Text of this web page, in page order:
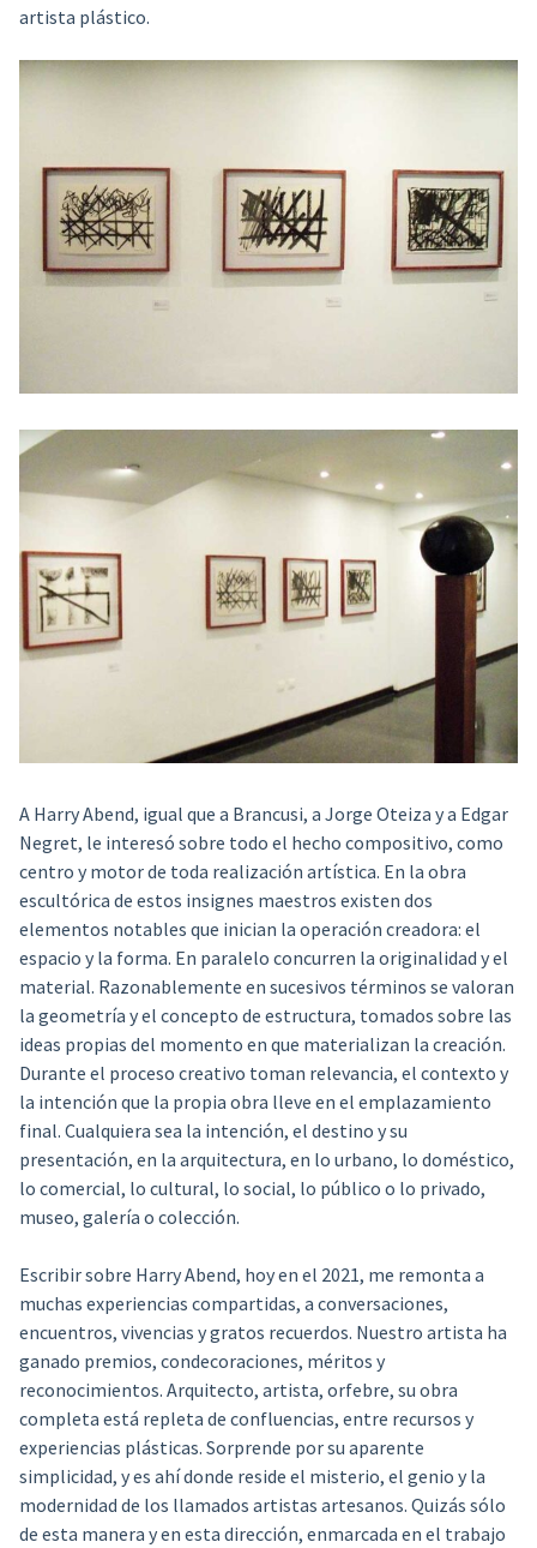
artista plástico.
A Harry Abend, igual que a Brancusi, a Jorge Oteiza y a Edgar
Negret, le interesó sobre todo el hecho compositivo, como
centro y motor de toda realización artística. En la obra
escultórica de estos insignes maestros existen dos
elementos notables que inician la operación creadora: el
espacio y la forma. En paralelo concurren la originalidad y el
material. Razonablemente en sucesivos términos se valoran
la geometría y el concepto de estructura, tomados sobre las
ideas propias del momento en que materializan la creación.
Durante el proceso creativo toman relevancia, el contexto y
la intención que la propia obra lleve en el emplazamiento
final. Cualquiera sea la intención, el destino y su
presentación, en la arquitectura, en lo urbano, lo doméstico,
lo comercial, lo cultural, lo social, lo público o lo privado,
museo, galería o colección.
Escribir sobre Harry Abend, hoy en el 2021, me remonta a
muchas experiencias compartidas, a conversaciones,
encuentros, vivencias y gratos recuerdos. Nuestro artista ha
ganado premios, condecoraciones, méritos y
reconocimientos. Arquitecto, artista, orfebre, su obra
completa está repleta de confluencias, entre recursos y
experiencias plásticas. Sorprende por su aparente
simplicidad, y es ahí donde reside el misterio, el genio y la
modernidad de los llamados artistas artesanos. Quizás sólo
de esta manera y en esta dirección, enmarcada en el trabajo